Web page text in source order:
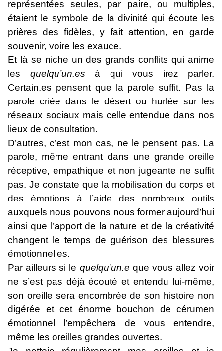
représentées seules, par paire, ou multiples,
étaient le symbole de la divinité qui écoute les
prières des fidèles, y fait attention, en garde
souvenir, voire les exauce.
Et là se niche un des grands conflits qui anime
les quelqu’un.es à qui vous irez parler.
Certain.es pensent que la parole suffit. Pas la
parole criée dans le désert ou hurlée sur les
réseaux sociaux mais celle entendue dans nos
lieux de consultation.
D’autres, c’est mon cas, ne le pensent pas. La
parole, même entrant dans une grande oreille
réceptive, empathique et non jugeante ne suffit
pas. Je constate que la mobilisation du corps et
des émotions à l’aide des nombreux outils
auxquels nous pouvons nous former aujourd’hui
ainsi que l’apport de la nature et de la créativité
changent le temps de guérison des blessures
émotionnelles.
Par ailleurs si le quelqu’un.e que vous allez voir
ne s’est pas déjà écouté et entendu lui-même,
son oreille sera encombrée de son histoire non
digérée et cet énorme bouchon de cérumen
émotionnel l’empêchera de vous entendre,
même les oreilles grandes ouvertes.